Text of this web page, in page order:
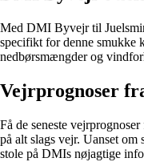
Med DMI Byvejr til
specifikt for denne smukke
nedbørsmængder og
Vejrprognoser
Få de seneste
på alt slags vejr. Uanset om
stole på DMIs nøjagtige